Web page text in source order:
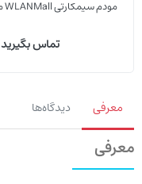
مودم سیمکارتی WLANMall مدل EG2030C
تماس بگیرید
معرفی دیدگاه‌ها
معرفی